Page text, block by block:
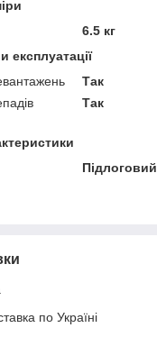
6.5 кг
експлуатації
Так
Так
Підлоговий
по Україні